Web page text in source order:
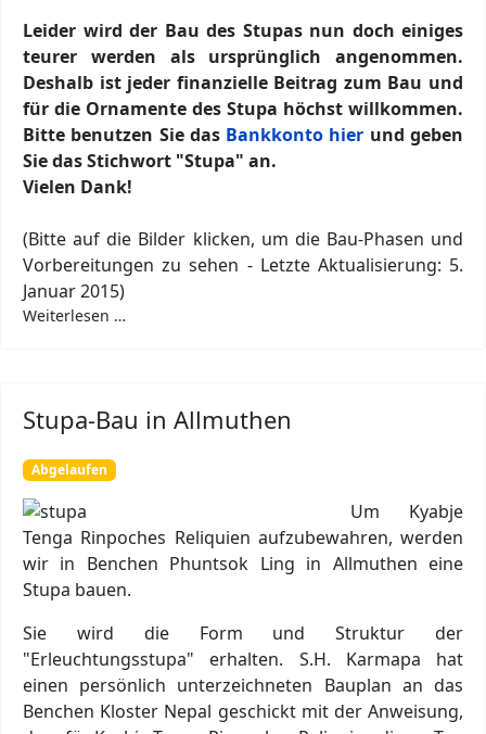
Leider wird der Bau des Stupas nun doch einiges
teurer werden als ursprünglich angenommen.
Deshalb ist jeder finanzielle Beitrag zum Bau und
für die Ornamente des Stupa höchst willkommen.
Bitte benutzen Sie das Bankkonto hier und geben
Sie das Stichwort "Stupa" an.
Vielen Dank!
(Bitte auf die Bilder klicken, um die Bau-Phasen und
Vorbereitungen zu sehen - Letzte Aktualisierung: 5.
Januar 2015)
Weiterlesen …
Stupa-Bau in Allmuthen
Abgelaufen
Um Kyabje
Tenga Rinpoches Reliquien aufzubewahren, werden
wir in Benchen Phuntsok Ling in Allmuthen eine
Stupa bauen.
Sie wird die Form und Struktur der
"Erleuchtungsstupa" erhalten. S.H. Karmapa hat
einen persönlich unterzeichneten Bauplan an das
Benchen Kloster Nepal geschickt mit der Anweisung,